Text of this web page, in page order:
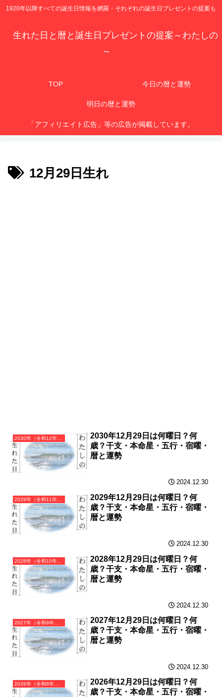
1920年以降すべての誕生日情報を網羅・それぞれの誕生日プレゼントの提案も
生れた日と暦と誕生日プレゼントの提案～わたしの
～
TOP 今日の暦と運勢
明日の暦と運勢
「アフィリエイト広告」等の広告が掲載しています。
12月29日生れ
2030年（令和12年）庚戌（かのえいぬ）・戌年（いぬ年）カレンダー（月曜はじまり）
2030年12月29日は何曜日？何
歳？干支・本命星・五行・宿曜・
暦と運勢
2024.12.30
2029年（令和11年）己酉（つちのととり）・酉年（とり年）カレンダー（月曜はじまり）
2029年12月29日は何曜日？何
歳？干支・本命星・五行・宿曜・
暦と運勢
2024.12.30
2028年（令和10年）戊申（つちのえさる）・申年（さる年）カレンダー（月曜はじまり）
2028年12月29日は何曜日？何
歳？干支・本命星・五行・宿曜・
暦と運勢
2024.12.30
2027年（令和9年）丁未（ひのとひつじ）・未年（ひつじ年）カレンダー（月曜はじまり）
2027年12月29日は何曜日？何
歳？干支・本命星・五行・宿曜・
暦と運勢
2024.12.30
2026年（令和8年）丙午（ひのえうま）・午年（うま年）カレンダー（月曜はじまり）
2026年12月29日は何曜日？何
歳？干支・本命星・五行・宿曜・